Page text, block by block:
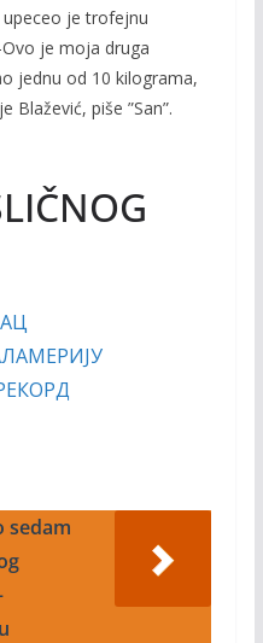
upeceo je trofejnu
je moja druga
jednu od 10 kilograma,
piše ”San”.
sedam